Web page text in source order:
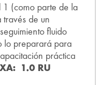
1 (como parte de la
través de un
fluido
lo preparará para
práctica
1.0 RU